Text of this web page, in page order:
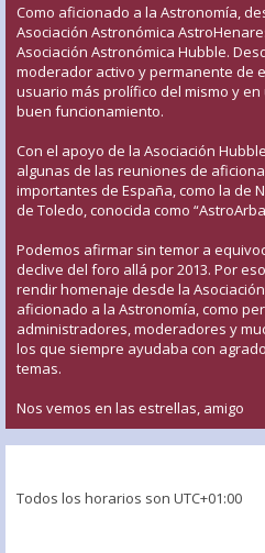
Como aficionado a la Astronomía,
Asociación Astronómica
Asociación Astronómica Hubble.
moderador activo y permanente de
usuario más prolífico del mismo y
buen funcionamiento.
Con el apoyo de la Asociación
algunas de las reuniones de
importantes de España, como la de
de Toledo, conocida como
Podemos afirmar sin temor a
declive del foro allá por 2013. Por
rendir homenaje desde la
aficionado a la Astronomía, como
administradores, moderadores y
los que siempre ayudaba con
temas.
Nos vemos en las estrellas, amigo
Todos los horarios son UTC+01:00